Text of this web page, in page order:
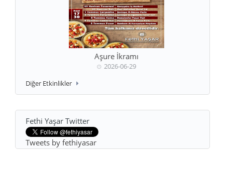
Aşure İkramı
2026-06-29
Diğer Etkinlikler
Fethi Yaşar Twitter
Tweets by fethiyasar